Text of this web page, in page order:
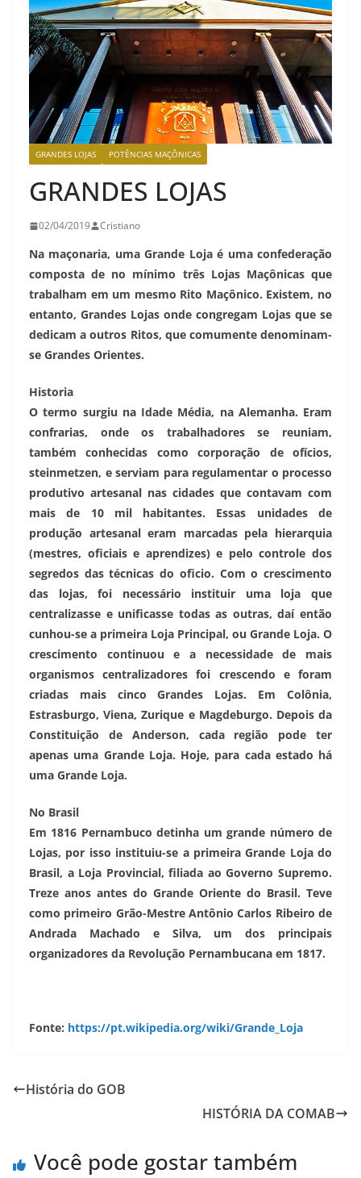
GRANDES LOJAS POTÊNCIAS MAÇÔNICAS
GRANDES LOJAS
02/04/2019 Cristiano
Na maçonaria, uma Grande Loja é uma confederação
composta de no mínimo três Lojas Maçônicas que
trabalham em um mesmo Rito Maçônico. Existem, no
entanto, Grandes Lojas onde congregam Lojas que se
dedicam a outros Ritos, que comumente denominam-
se Grandes Orientes.
Historia
O termo surgiu na Idade Média, na Alemanha. Eram
confrarias, onde os trabalhadores se reuniam,
também conhecidas como corporação de ofícios,
steinmetzen, e serviam para regulamentar o processo
produtivo artesanal nas cidades que contavam com
mais de 10 mil habitantes. Essas unidades de
produção artesanal eram marcadas pela hierarquia
(mestres, oficiais e aprendizes) e pelo controle dos
segredos das técnicas do oficio. Com o crescimento
das lojas, foi necessário instituir uma loja que
centralizasse e unificasse todas as outras, daí então
cunhou-se a primeira Loja Principal, ou Grande Loja. O
crescimento continuou e a necessidade de mais
organismos centralizadores foi crescendo e foram
criadas mais cinco Grandes Lojas. Em Colônia,
Estrasburgo, Viena, Zurique e Magdeburgo. Depois da
Constituição de Anderson, cada região pode ter
apenas uma Grande Loja. Hoje, para cada estado há
uma Grande Loja.
No Brasil
Em 1816 Pernambuco detinha um grande número de
Lojas, por isso instituiu-se a primeira Grande Loja do
Brasil, a Loja Provincial, filiada ao Governo Supremo.
Treze anos antes do Grande Oriente do Brasil. Teve
como primeiro Grão-Mestre Antônio Carlos Ribeiro de
Andrada Machado e Silva, um dos principais
organizadores da Revolução Pernambucana em 1817.
Fonte: https://pt.wikipedia.org/wiki/Grande_Loja
História do GOB
HISTÓRIA DA COMAB
Você pode gostar também